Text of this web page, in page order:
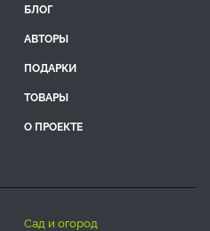
БЛОГ
АВТОРЫ
ПОДАРКИ
ТОВАРЫ
О ПРОЕКТЕ
сад и огород